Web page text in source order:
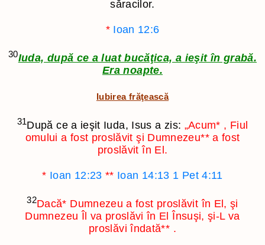
săracilor.
* Ioan 12:6
30Iuda, după ce a luat bucăţica, a ieşit în grabă.
Era noapte.
Iubirea frăţească
31După ce a ieşit Iuda, Isus a zis: „Acum* , Fiul
omului a fost proslăvit şi Dumnezeu** a fost
proslăvit în El.
* Ioan 12:23 ** Ioan 14:13 1 Pet 4:11
32Dacă* Dumnezeu a fost proslăvit în El, şi
Dumnezeu Îl va proslăvi în El Însuşi, şi-L va
proslăvi îndată** .